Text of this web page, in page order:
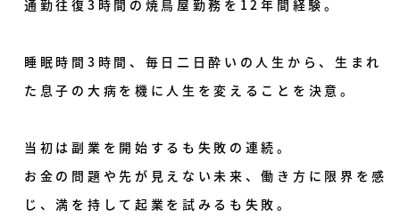
通勤往復3時間の焼鳥屋勤務を12年間経験。
睡眠時間3時間、毎日二日酔いの人生から、生まれ
た息子の大病を機に人生を変えることを決意。
当初は副業を開始するも失敗の連続。
お金の問題や先が見えない未来、働き方に限界を感
じ、満を持して起業を試みるも失敗。